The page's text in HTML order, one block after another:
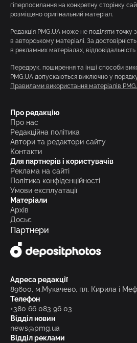
гіперпосилання на конкретну сторінку
розміщено оригінальний матеріал.
Редакція PMG.UA може не поділяти точку
в авторському матеріалі. За
в рекламних матеріалах,
Передрук, поширення та інші способи
PMG.UA допускаються виключно у
Правилами використання матеріалів
Про редакцію
Про нас
Редакційна політика
Автори та редактори сайту
Контакти
Для партнерів і користувачів
Реклама на сайті
Політика конфіденційності
Умови експлуатації
Матеріали
Архів
Досьє
Партнери
Адреса редакції
89600, м.Мукачево, пл. Кирила і
Телефон
+380 66 083 96 03
Відділ новин
news@pmg.ua
Відділ реклами